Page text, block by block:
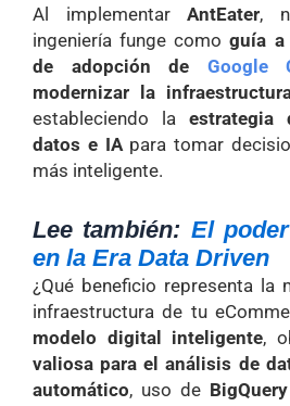
Al implementarAntEater, n
ingeniería funge comoguía a
de adopción de Google
modernizar la
estableciendo la estrategia
datos e IApara tomar
más inteligente.
Lee también: El
en la Era Data Driven
¿Qué beneficio representa la
infraestructura de tu
modelo digital inteligente,
valiosa para el análisis de
automático, uso de BigQuery